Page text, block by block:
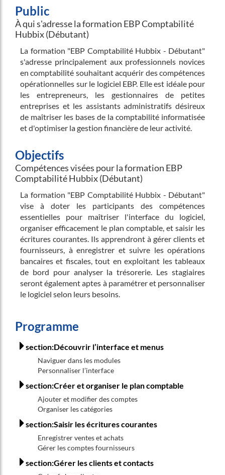
Public
À qui s'adresse la formation EBP Comptabilité
Hubbix (Débutant)
La formation "EBP Comptabilité Hubbix - Débutant"
s'adresse principalement aux professionnels novices
en comptabilité souhaitant acquérir des compétences
opérationnelles sur le logiciel EBP. Elle est idéale pour
les entrepreneurs, les gestionnaires de petites
entreprises et les assistants administratifs désireux
de maîtriser les bases de la comptabilité informatisée
et d'optimiser la gestion financière de leur activité.
Objectifs
Compétences visées pour la formation EBP
Comptabilité Hubbix (Débutant)
La formation "EBP Comptabilité Hubbix - Débutant"
vise à doter les participants des compétences
essentielles pour maîtriser l'interface du logiciel,
organiser efficacement le plan comptable, et saisir les
écritures courantes. Ils apprendront à gérer clients et
fournisseurs, à enregistrer et suivre les opérations
bancaires et fiscales, tout en exploitant les tableaux
de bord pour analyser la trésorerie. Les stagiaires
seront également aptes à paramétrer et personnaliser
le logiciel selon leurs besoins.
Programme
section:Découvrir l’interface et menus
Naviguer dans les modules
Personnaliser l’interface
section:Créer et organiser le plan comptable
Ajouter et modifier des comptes
Organiser les catégories
section:Saisir les écritures courantes
Enregistrer ventes et achats
Gérer les comptes fournisseurs
section:Gérer les clients et contacts